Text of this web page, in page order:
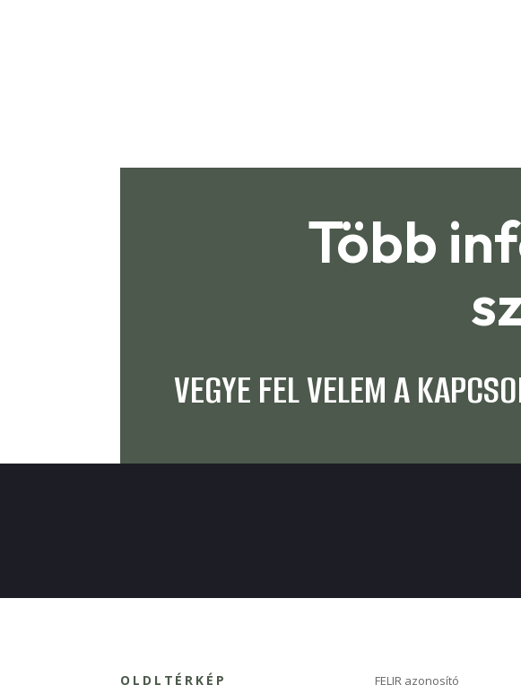
Több
VEGYE FEL VELEM A
OLDLTÉRKÉP FELIR azonosító